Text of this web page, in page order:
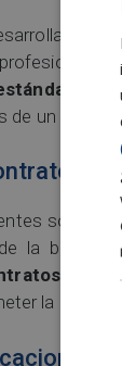
de un
son
la
para
la